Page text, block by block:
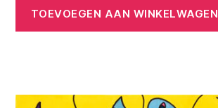
TOEVOEGEN AAN WINKELWAGEN